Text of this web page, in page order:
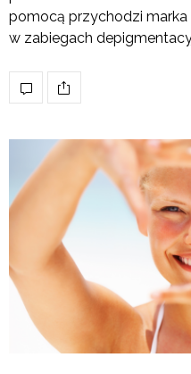
pomocą przychodzi
w zabiegach